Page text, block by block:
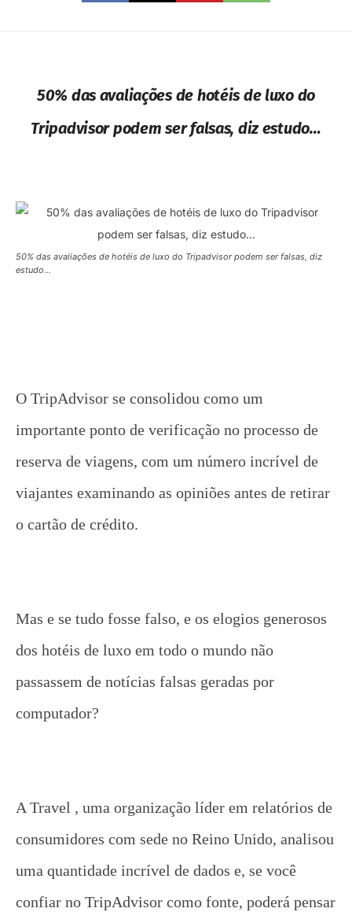
50% das avaliações de hotéis de luxo do
Tripadvisor podem ser falsas, diz estudo…
50% das avaliações de hotéis de luxo do Tripadvisor podem ser falsas, diz
estudo…
O TripAdvisor se consolidou como um
importante ponto de verificação no processo de
reserva de viagens, com um número incrível de
viajantes examinando as opiniões antes de retirar
o cartão de crédito.
Mas e se tudo fosse falso, e os elogios generosos
dos hotéis de luxo em todo o mundo não
passassem de notícias falsas geradas por
computador?
A Travel , uma organização líder em relatórios de
consumidores com sede no Reino Unido, analisou
uma quantidade incrível de dados e, se você
confiar no TripAdvisor como fonte, poderá pensar